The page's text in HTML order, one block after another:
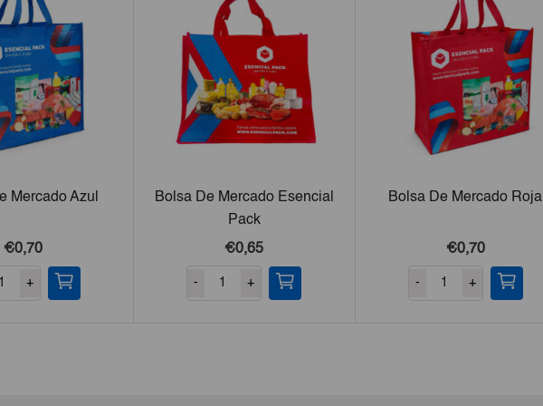
Mercado Azul
€0,70
+
Bolsa De Mercado Esencial
Pack
€0,65
- +
Bolsa De Mercado Roja
€0,70
- +